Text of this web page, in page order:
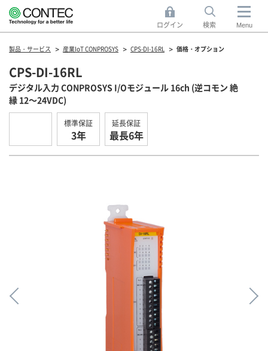
ログイン 検索 Menu
製品・サービス 産業IoT CONPROSYS CPS-DI-16RL 価格・オプション
CPS-DI-16RL
デジタル入力 CONPROSYS I/Oモジュール 16ch (逆コモン 絶
縁 12～24VDC)
標準保証
3年
延長保証
最長6年